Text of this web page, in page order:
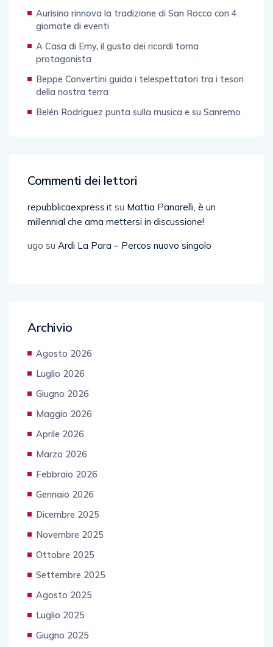
Aurisina rinnova la tradizione di San Rocco con 4
giornate di eventi
A Casa di Emy, il gusto dei ricordi torna
protagonista
Beppe Convertini guida i telespettatori tra i tesori
della nostra terra
Belén Rodriguez punta sulla musica e su Sanremo
Commenti dei lettori
repubblicaexpress.it su Mattia Panarelli, è un
millennial che ama mettersi in discussione!
ugo su Ardi La Para – Percos nuovo singolo
Archivio
Agosto 2026
Luglio 2026
Giugno 2026
Maggio 2026
Aprile 2026
Marzo 2026
Febbraio 2026
Gennaio 2026
Dicembre 2025
Novembre 2025
Ottobre 2025
Settembre 2025
Agosto 2025
Luglio 2025
Giugno 2025